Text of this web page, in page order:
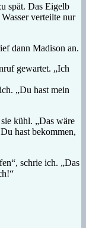
spät. Das Eigelb
verteilte nur
dann Madison an.
gewartet. „Ich
„Du hast mein
kühl. „Das wäre
hast bekommen,
schrie ich. „Das